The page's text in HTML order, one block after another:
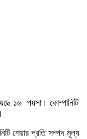
১৬ পয়সা। কোম্পানিটি
শেয়ার প্রতি সম্পদ মূল্য